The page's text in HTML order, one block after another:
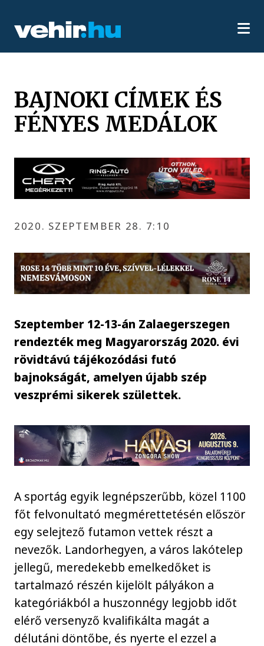
BAJNOKI CÍMEK ÉS
FÉNYES MEDÁLOK
2020. SZEPTEMBER 28. 7:10
Szeptember 12-13-án Zalaegerszegen
rendezték meg Magyarország 2020. évi
rövidtávú tájékozódási futó
bajnokságát, amelyen újabb szép
veszprémi sikerek születtek.
A sportág egyik legnépszerűbb, közel 1100
főt felvonultató megmérettetésén először
egy selejtező futamon vettek részt a
nevezők. Landorhegyen, a város lakótelep
jellegű, meredekebb emelkedőket is
tartalmazó részén kijelölt pályákon a
kategóriákból a huszonnégy legjobb időt
elérő versenyző kvalifikálta magát a
délutáni döntőbe, és nyerte el ezzel a